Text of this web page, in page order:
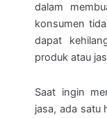
dalam
konsumen
dapat
produk atau
Saat ingin
jasa, ada satu